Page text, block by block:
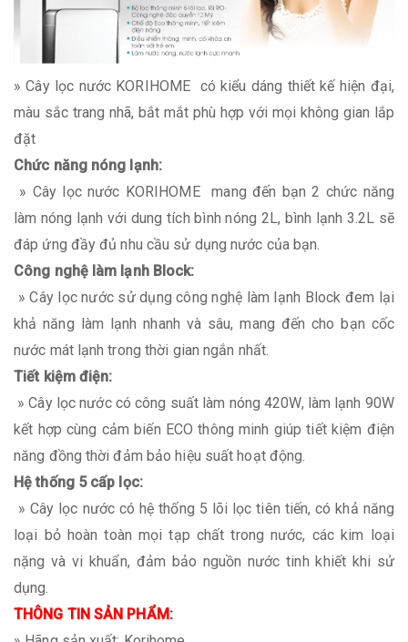
» Cây lọc nước KORIHOME có kiểu dáng thiết kế hiện đại,
màu sắc trang nhã, bắt mắt phù hợp với mọi không gian lắp
đặt
Chức năng nóng lạnh:
» Cây lọc nước KORIHOME mang đến bạn 2 chức năng
làm nóng lạnh với dung tích bình nóng 2L, bình lạnh 3.2L sẽ
đáp ứng đầy đủ nhu cầu sử dụng nước của bạn.
Công nghệ làm lạnh Block:
» Cây lọc nước sử dụng công nghệ làm lạnh Block đem lại
khả năng làm lạnh nhanh và sâu, mang đến cho bạn cốc
nước mát lạnh trong thời gian ngắn nhất.
Tiết kiệm điện:
» Cây lọc nước có công suất làm nóng 420W, làm lạnh 90W
kết hợp cùng cảm biến ECO thông minh giúp tiết kiệm điện
năng đồng thời đảm bảo hiệu suất hoạt động.
Hệ thống 5 cấp lọc:
» Cây lọc nước có hệ thống 5 lõi lọc tiên tiến, có khả năng
loại bỏ hoàn toàn mọi tạp chất trong nước, các kim loại
nặng và vi khuẩn, đảm bảo nguồn nước tinh khiết khi sử
dụng.
THÔNG TIN SẢN PHẨM: